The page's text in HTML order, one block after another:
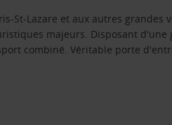
St-Lazare et aux autres grandes
majeurs. Disposant
combiné. Véritable porte